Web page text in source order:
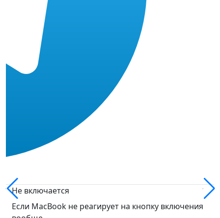
Не включается
Если MacBook не реагирует на кнопку включения